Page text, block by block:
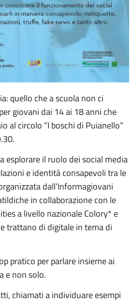
quello che a scuola non ci
giovani dai 14 ai 18 anni che
al circolo “I boschi di Puianello”
esplorare il ruolo dei social media
e identità consapevoli tra le
dall’Informagiovani
in collaborazione con le
a livello nazionale Colory* e
trattano di digitale in tema di
pratico per parlare insieme ai
e non solo.
chiamati a individuare esempi